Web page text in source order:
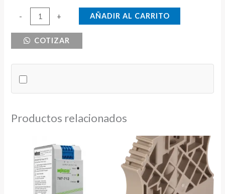
-
TERMICO
cantidad
+ AÑADIR AL CARRITO
COTIZAR
Productos relacionados